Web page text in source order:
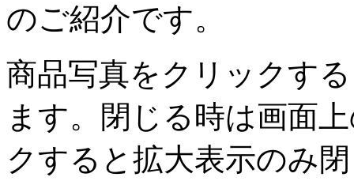
のご紹介です。
商品写真をクリックす
ます。閉じる時は画面
クすると拡大表示のみ